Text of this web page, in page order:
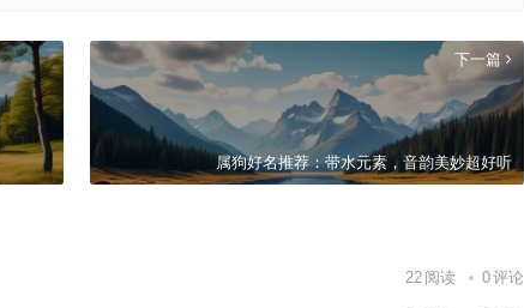
下一篇
属狗好名推荐：带水元素，音韵美妙超好听
22 阅读 0评论